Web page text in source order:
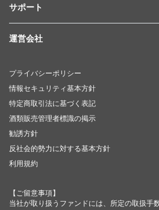
サポート
運営会社
プライバシーポリシー
情報セキュリティ基本方針
特定商取引法に基づく表記
酒類販売管理者標識の掲示
勧誘方針
反社会的勢力に対する基本方針
利用規約
【ご留意事項】
当社が取り扱うファンドには、所定の取扱手